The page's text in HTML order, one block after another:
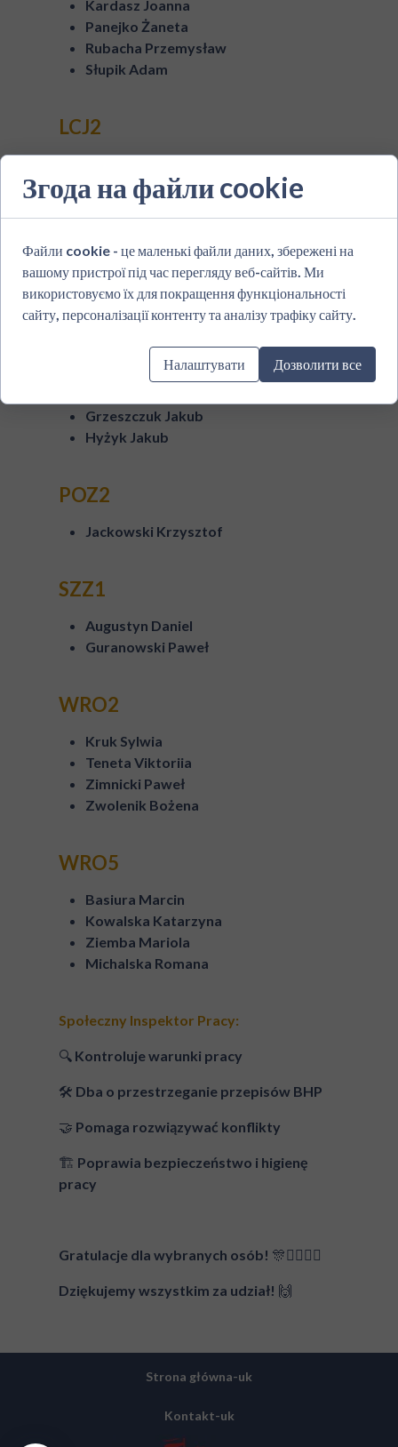
Kardasz Joanna
Panejko Żaneta
Rubacha Przemysław
Słupik Adam
LCJ2
LCJ3/4
Fihurskyi Oleksandr
Gavrylenko Karolina
Koralewska Monika
Stelmasiak Agnieszka
Grzeszczuk Jakub
Hyżyk Jakub
POZ2
Jackowski Krzysztof
SZZ1
Augustyn Daniel
Guranowski Paweł
WRO2
Kruk Sylwia
Teneta Viktoriia
Zimnicki Paweł
Zwolenik Bożena
WRO5
Basiura Marcin
Kowalska Katarzyna
Ziemba Mariola
Michalska Romana
Społeczny Inspektor Pracy:
🔍 Kontroluje warunki pracy
🛠️ Dba o przestrzeganie przepisów BHP
🤝 Pomaga rozwiązywać konflikty
🏗️ Poprawia bezpieczeństwo i higienę
pracy
Gratulacje dla wybranych osób! 🎊👷‍♂️👷‍♀️
Dziękujemy wszystkim za udział! 🙌
Strona główna-uk
Kontakt-uk
Згода на файли cookie
Файли cookie - це маленькі файли даних, збережені на
вашому пристрої під час перегляду веб-сайтів. Ми
використовуємо їх для покращення функціональності
сайту, персоналізації контенту та аналізу трафіку сайту.
Налаштувати Дозволити все